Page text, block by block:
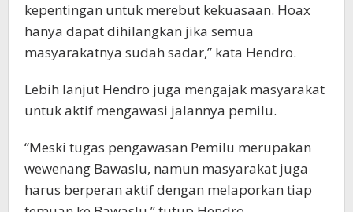
kepentingan untuk merebut kekuasaan. Hoax
hanya dapat dihilangkan jika semua
masyarakatnya sudah sadar,” kata Hendro.
Lebih lanjut Hendro juga mengajak masyarakat
untuk aktif mengawasi jalannya pemilu.
“Meski tugas pengawasan Pemilu merupakan
wewenang Bawaslu, namun masyarakat juga
harus berperan aktif dengan melaporkan tiap